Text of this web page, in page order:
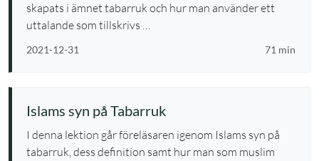
skapats i ämnet tabarruk och hur man använder ett
uttalande som tillskrivs …
2021-12-31 71 min
Islams syn på Tabarruk
I denna lektion går föreläsaren igenom Islams syn på
tabarruk, dess definition samt hur man som muslim